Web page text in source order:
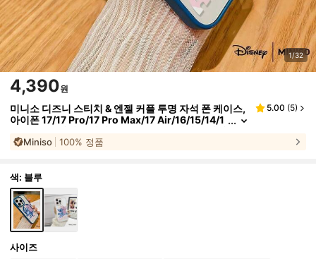
1/32
4,390원
미니소 디즈니 스티치 & 엔젤 커플 투명 자석 폰 케이스,
아이폰 17/17 Pro/17 Pro Max/17 Air/16/15/14/1
폰 17 Pro 케이스 아이폰 17 케이스 스타킹 스터퍼 여자
5.00 (5)
Miniso 100% 정품
색: 블루
사이즈